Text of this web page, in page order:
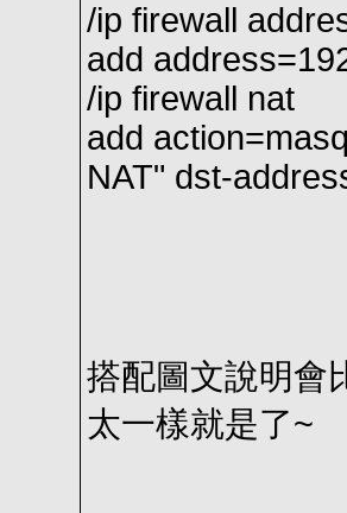
/ip firewall
add
/ip firewall nat
add
NAT" dst-
搭配圖文說明會
太一樣就是了~